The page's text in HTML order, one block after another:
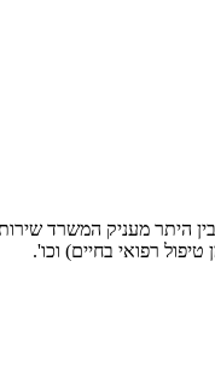
היתר מעניק המשרד
טיפול רפואי בחיים) וכו'.